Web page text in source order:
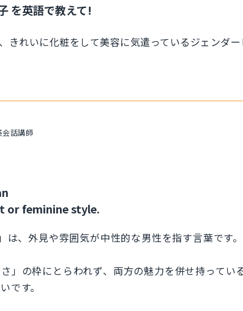
を英語で教えて!
きれいに化粧をして美容に気遣っているジェンダ
会話講師
or feminine style.
は、外見や雰囲気が中性的な男性を指す言葉です。
さ」の枠にとらわれず、両方の魅力を併せ持ってい
です。